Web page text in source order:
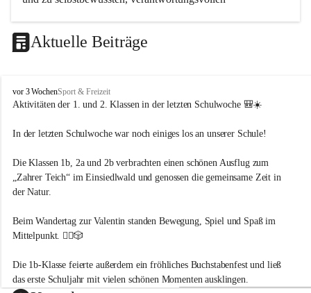
Schülerinnen und Schüler mit Respekt, Wertschätzung und
Freude am gemeinsamen Lernen.
Umweltbewusstsein – Verantwortung für unsere Zukunft
Handeln.
Die Kinder lernen, ihre Umwelt bewusst wahrzunehmen, zu
schützen und Verantwortung für Natur und Mitmenschen zu
übernehmen. Durch Projekte, Naturerfahrungen und einen
Verständnis für ökologische Zusammenhänge und
nachhaltige Lebensweisen.
Sport – Bewegung als Grundlage des Lernens
Aktuelle Beiträge
V
S
ö
c
h
a
h
-
M
u
t
vor 3 WochenSport & Freizeit
Aktivitäten der 1. und 2. Klassen in der letzten Schulwoche 🎒☀️
In der letzten Schulwoche war noch einiges los an unserer Schule!
Die Klassen 1b, 2a und 2b verbrachten einen schönen Ausflug zum
„Zahrer Teich“ im Einsiedlwald und genossen die gemeinsame Zeit in
der Natur.
Beim Wandertag zur Valentin standen Bewegung, Spiel und Spaß im
Mittelpunkt. 🚶‍♀️🎲
Die 1b-Klasse feierte außerdem ein fröhliches Buchstabenfest und ließ
das erste Schuljahr mit vielen schönen Momenten ausklingen.